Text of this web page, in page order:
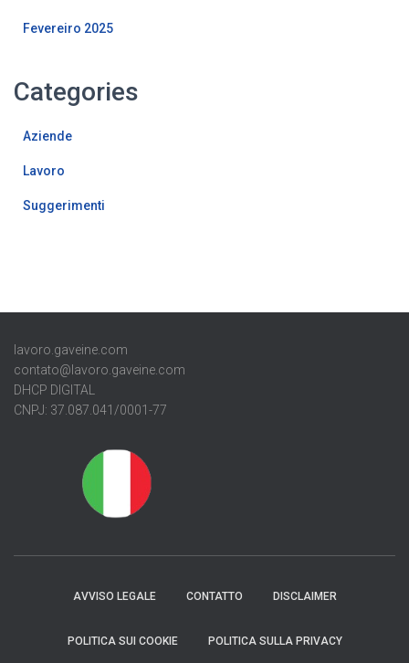
Fevereiro 2025
Categories
Aziende
Lavoro
Suggerimenti
lavoro.gaveine.com
contato@lavoro.gaveine.com
DHCP DIGITAL
CNPJ: 37.087.041/0001-77
AVVISO LEGALE CONTATTO DISCLAIMER
POLITICA SUI COOKIE POLITICA SULLA PRIVACY